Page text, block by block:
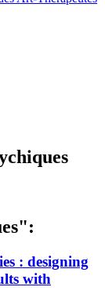
: designing
with